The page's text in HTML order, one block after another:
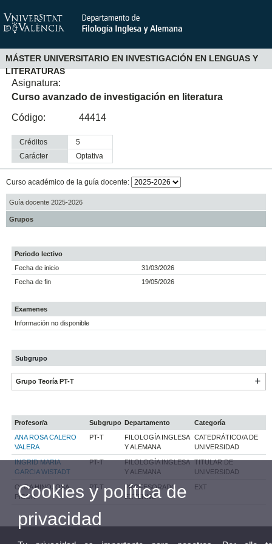
MÁSTER UNIVERSITARIO EN INVESTIGACIÓN EN LENGUAS Y
LITERATURAS
Asignatura:
Curso avanzado de investigación en literatura
Código:
44414
Créditos
5
Carácter
optativa
Curso académico de la guía docente:
Guía docente 2025-2026
Grupos
Periodo lectivo
Fecha de inicio
31/03/2026
Fecha de fin
19/05/2026
Examenes
Información no disponible
Subgrupo
Grupo Teoría PT-T
Profesor/a Subgrupo Departamento
Categoría
ANA ROSA CALERO
VALERA
PT-T
FILOLOGÍA INGLESA
Y ALEMANA
CATEDRÁTICO/A DE
UNIVERSIDAD
INGRID MARIA
GARCIA WISTADT
PT-T
FILOLOGÍA INGLESA
Y ALEMANA
TITULAR DE
UNIVERSIDAD
OLGA HINOJOSA
PICON
PT-T
PROFESORADO
EXTERNO
EXT
Cookies y política de
privacidad